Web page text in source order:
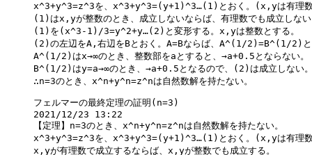
x^3+y^3=z^3を、x^3+y^3=(y+1)^3…(1)とおく。(x,yは有理
(1)はx,yが整数のとき、成立しないならば、有理数でも成立しな
(1)を(x^3-1)/3=y^2+y…(2)と変形する。x,yは整数とする。
(2)の左辺をA,右辺をBとおく。A=Bならば、A^(1/2)=B^(1/2)と
A^(1/2)はx→∞のとき、整数部をaとすると、→a+0.5とならない。
B^(1/2)はy=a→∞のとき、→a+0.5となるので、(2)は成立しない
フェルマーの最終定理の証明(n=3)
2021/12/23 13:22
【定理】n=3のとき、x^n+y^n=z^nは自然数解を持たない。
x^3+y^3=z^3を、x^3+y^3=(y+1)^3…(1)とおく。(x,yは有理
x,yが有理数で成立するならば、x,yが整数でも成立する。